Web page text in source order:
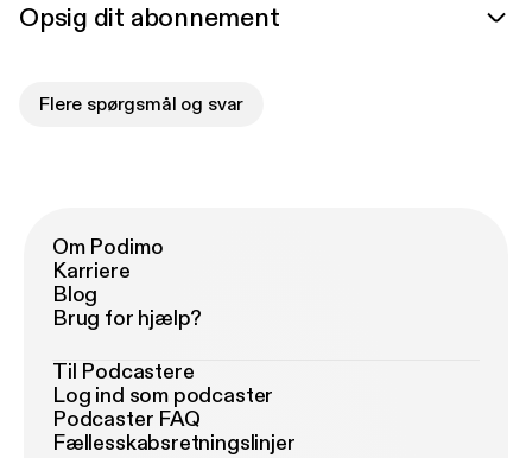
Opsig dit abonnement
Flere spørgsmål og svar
Om Podimo
Karriere
Blog
Brug for hjælp?
Til Podcastere
Log ind som podcaster
Podcaster FAQ
Fællesskabsretningslinjer